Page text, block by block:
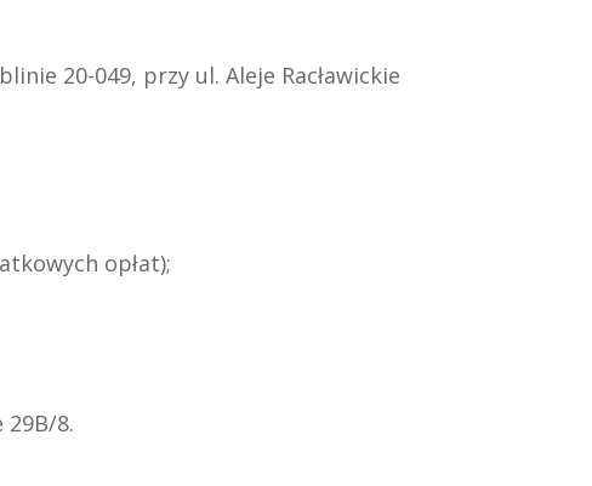
20-049, przy ul. Aleje Racławickie
opłat);
29B/8.